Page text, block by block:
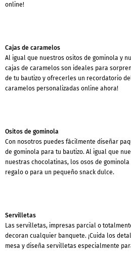
online!
Cajas de caramelos
Al igual que nuestros ositos de gominola y
cajas de caramelos son ideales para
de tu bautizo y ofrecerles un recordatorio
caramelos personalizadas online ahora!
Ositos de gominola
Con nosotros puedes fácilmente diseñar
de gominola para tu bautizo. Al igual que
nuestras chocolatinas, los osos de
regalo o para un pequeño snack dulce.
Servilletas
Las servilletas, impresas parcial o
decoran cualquier banquete. ¡Cuida los
mesa y diseña servilletas especialmente